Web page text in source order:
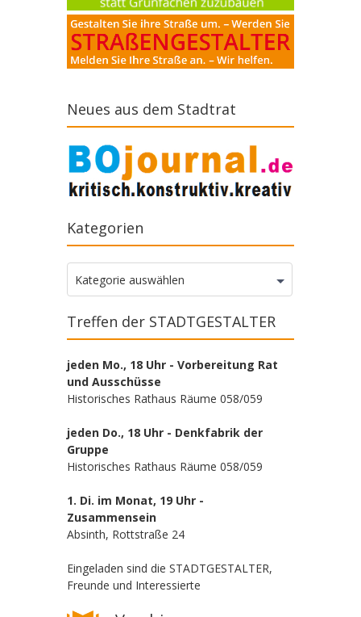
Neues aus dem Stadtrat
Kategorien
Kategorien
Kategorie auswählen
Treffen der STADTGESTALTER
jeden Mo., 18 Uhr - Vorbereitung Rat
und Ausschüsse
Historisches Rathaus Räume 058/059
jeden Do., 18 Uhr - Denkfabrik der
Gruppe
Historisches Rathaus Räume 058/059
1. Di. im Monat, 19 Uhr -
Zusammensein
Absinth, Rottstraße 24
Eingeladen sind die STADTGESTALTER,
Freunde und Interessierte